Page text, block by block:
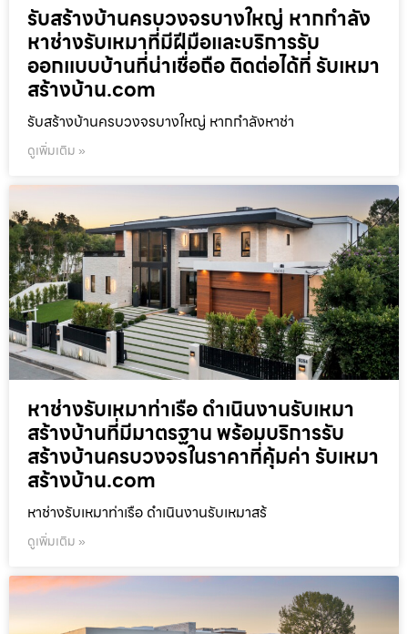
รับสร้างบ้านครบวงจรบางใหญ่ หากกำลัง
หาช่างรับเหมาที่มีฝีมือและบริการรับ
ออกแบบบ้านที่น่าเชื่อถือ ติดต่อได้ที่ รับเหมา
สร้างบ้าน.com
รับสร้างบ้านครบวงจรบางใหญ่ หากกำลังหาช่า
ดูเพิ่มเติม »
หาช่างรับเหมาท่าเรือ ดำเนินงานรับเหมา
สร้างบ้านที่มีมาตรฐาน พร้อมบริการรับ
สร้างบ้านครบวงจรในราคาที่คุ้มค่า รับเหมา
สร้างบ้าน.com
หาช่างรับเหมาท่าเรือ ดำเนินงานรับเหมาสร้
ดูเพิ่มเติม »